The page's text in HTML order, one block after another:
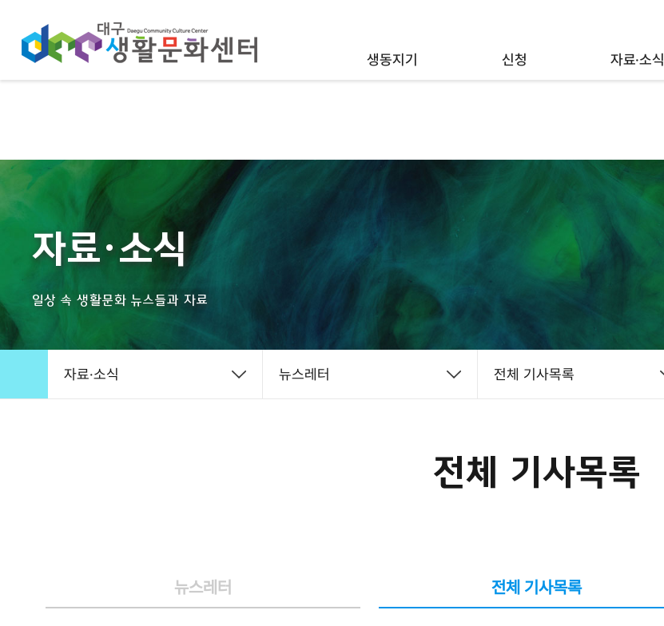
생동지기 신청 자료·소식
자료·소식
일상 속 생활문화 뉴스들과 자료
자료·소식 뉴스레터 전체 기사목록
전체 기사목록
뉴스레터 전체 기사목록